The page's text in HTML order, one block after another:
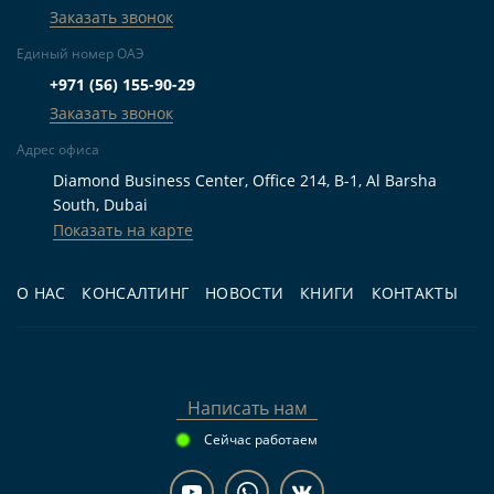
выбирают квартиру с отдельной спальней,
двумя ванными, балконом и террасой рядом с
водой.
Для инвестиций:
покупку на этапе строительства в прибрежной
части Абу-Даби с последующей арендой или
долгосрочным владением.
Для перепродажи:
лота с первой линией, пляжем и островным
Частые вопросы
Когда запланирована передача квартиры?
О НАС КОНСАЛТИНГ НОВОСТИ КНИГИ КОНТАКТЫ
Заказать звонок
Единый номер ОАЭ
+971 (56) 155-90-29
Заказать звонок
Адрес офиса
Diamond Business Center, Office 214, B-1, Al Barsha
South, Dubai
Показать на карте
Написать нам
Сейчас работаем